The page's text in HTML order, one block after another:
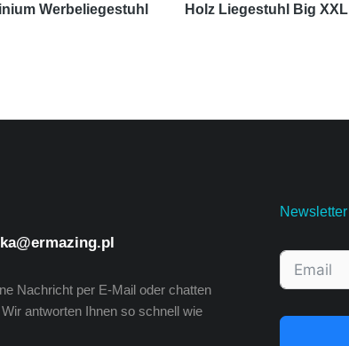
Werbeliegestuhl
Holz Liegestuhl Big XXL
Nachricht per E-Mail oder chatten
antworten Ihnen so schnell wie
Newsletter